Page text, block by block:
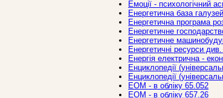
Емоції - психологічний
Енергетична база
Енергетична програма
Енергетичне
Енергетичне
Енергетичні ресурси
Енергія електрична -
Енциклопедії
Енциклопедії
ЕОМ - в обліку 65.052
ЕОМ - в обліку 657.26